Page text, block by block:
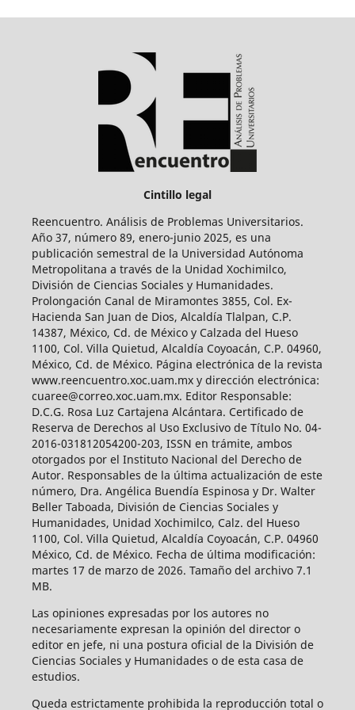
Cintillo legal
Reencuentro. Análisis de Problemas Universitarios.
Año 37, número 89, enero-junio 2025, es una
publicación semestral de la Universidad Autónoma
Metropolitana a través de la Unidad Xochimilco,
División de Ciencias Sociales y Humanidades.
Prolongación Canal de Miramontes 3855, Col. Ex-
Hacienda San Juan de Dios, Alcaldía Tlalpan, C.P.
14387, México, Cd. de México y Calzada del Hueso
1100, Col. Villa Quietud, Alcaldía Coyoacán, C.P. 04960,
México, Cd. de México. Página electrónica de la revista
www.reencuentro.xoc.uam.mx y dirección electrónica:
cuaree@correo.xoc.uam.mx. Editor Responsable:
D.C.G. Rosa Luz Cartajena Alcántara. Certificado de
Reserva de Derechos al Uso Exclusivo de Título No. 04-
2016-031812054200-203, ISSN en trámite, ambos
otorgados por el Instituto Nacional del Derecho de
Autor. Responsables de la última actualización de este
número, Dra. Angélica Buendía Espinosa y Dr. Walter
Beller Taboada, División de Ciencias Sociales y
Humanidades, Unidad Xochimilco, Calz. del Hueso
1100, Col. Villa Quietud, Alcaldía Coyoacán, C.P. 04960
México, Cd. de México. Fecha de última modificación:
martes 17 de marzo de 2026. Tamaño del archivo 7.1
MB.
Las opiniones expresadas por los autores no
necesariamente expresan la opinión del director o
editor en jefe, ni una postura oficial de la División de
Ciencias Sociales y Humanidades o de esta casa de
estudios.
Queda estrictamente prohibida la reproducción total o